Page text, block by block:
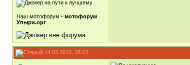
Наш мотофорум - мотофорум
Упыри.орг
14.03.2016, 18:23